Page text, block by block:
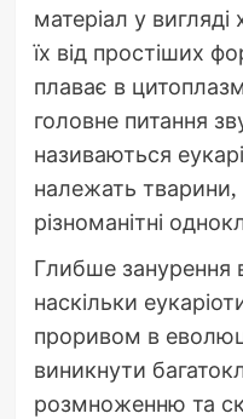
матеріал у
їх від простіших
плаває в
головне питання
називаються
належать
різноманітні
Глибше занурення
наскільки
проривом в
виникнути
розмноженню та